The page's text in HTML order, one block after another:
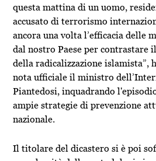
questa mattina di un uomo,
accusato di terrorismo
ancora una volta l’efficacia delle
dal nostro Paese per contrastare
della radicalizzazione islamista”,
nota ufficiale il ministro
Piantedosi, inquadrando
ampie strategie di prevenzione
nazionale.
Il titolare del dicastero si è poi